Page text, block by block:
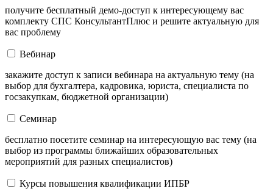
получите бесплатный демо-доступ к интересующему вас
комплекту СПС КонсультантПлюс и решите актуальную для
вас проблему
Вебинар
закажите доступ к записи вебинара на актуальную тему (на
выбор для бухгалтера, кадровика, юриста, специалиста по
госзакупкам, бюджетной организации)
Семинар
бесплатно посетите семинар на интересующую вас тему (на
выбор из программы ближайших образовательных
мероприятий для разных специалистов)
Курсы повышения квалификации ИПБР